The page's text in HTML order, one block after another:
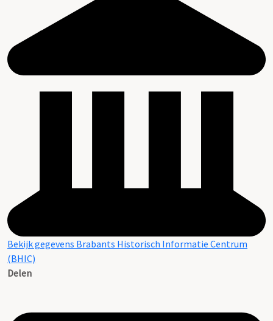
Bekijk gegevens Brabants Historisch Informatie Centrum
(BHIC)
Delen